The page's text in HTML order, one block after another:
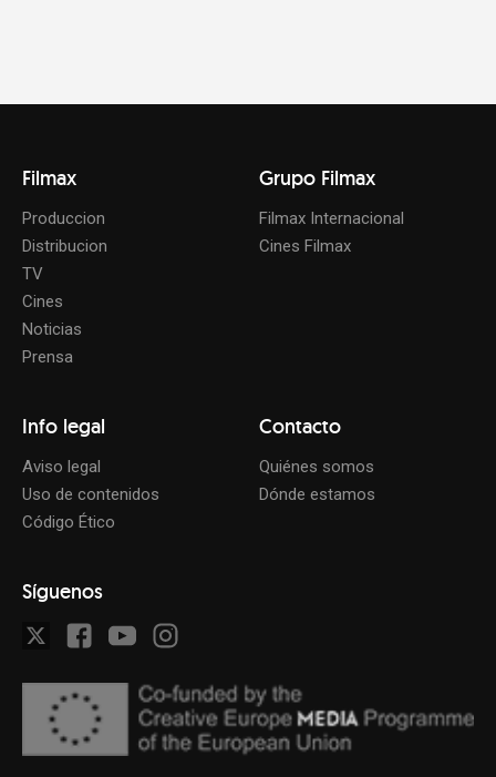
Filmax
Produccion
Distribucion
TV
Cines
Noticias
Prensa
Grupo Filmax
Filmax Internacional
Cines Filmax
Info legal
Aviso legal
Uso de contenidos
Código Ético
Contacto
Quiénes somos
Dónde estamos
Síguenos